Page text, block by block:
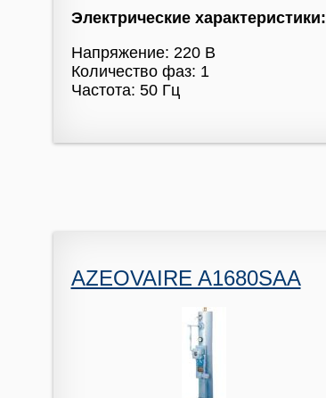
Электрические характеристики:
Напряжение: 220 В
Количество фаз: 1
Частота: 50 Гц
AZEOVAIRE A1680SAA